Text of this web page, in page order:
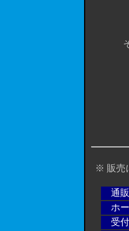
・ ド
・ ペ
その他
・ 両
・ ハ
・ ビ
※ 販売
通販
ホー
受